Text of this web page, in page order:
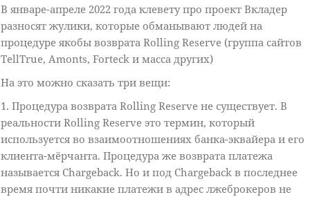
В январе-апреле 2022 года клевету про проект Вкладер
разносят жулики, которые обманывают людей на
процедуре якобы возврата Rolling Reserve (группа сайтов
TellTrue, Amonts, Forteck и масса других)
На это можно сказать три вещи:
1. Процедура возврата Rolling Reserve не существует. В
реальности Rolling Reserve это термин, который
используется во взаимоотношениях банка-эквайера и его
клиента-мёрчанта. Процедура же возврата платежа
называется Chargeback. Но и под Chargeback в последнее
время почти никакие платежи в адрес лжеброкеров не